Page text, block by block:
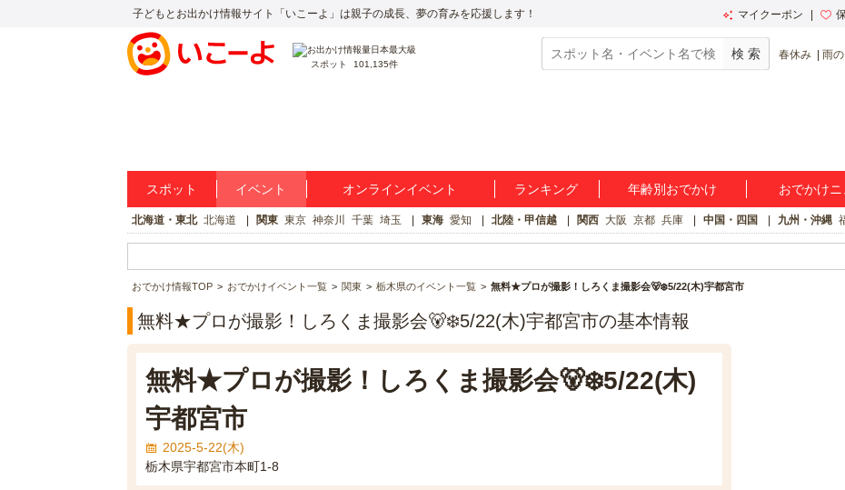
子どもとお出かけ情報サイト「いこーよ」は親子の成長、夢の育みを応援します！ マイクーポン
スポット 101,135件
春休み 雨
スポット イベント オンラインイベント ランキング 年齢別おでかけ おでかけニ
北海道・東北 北海道 関東 東京 神奈川 千葉 埼玉 東海 愛知 北陸・甲信越 関西 大阪 京都 兵庫 中国・四国 九州・沖縄
おでかけ情報TOP おでかけイベント一覧 関東 栃木県のイベント一覧 無料★プロが撮影！しろくま撮影会🐻‍❄️5/22(木)宇都宮市
無料★プロが撮影！しろくま撮影会🐻‍❄️5/22(木)宇都宮市の基本情報
無料★プロが撮影！しろくま撮影会🐻‍❄️5/22(木)
宇都宮市
2025-5-22(木)
栃木県宇都宮市本町1-8